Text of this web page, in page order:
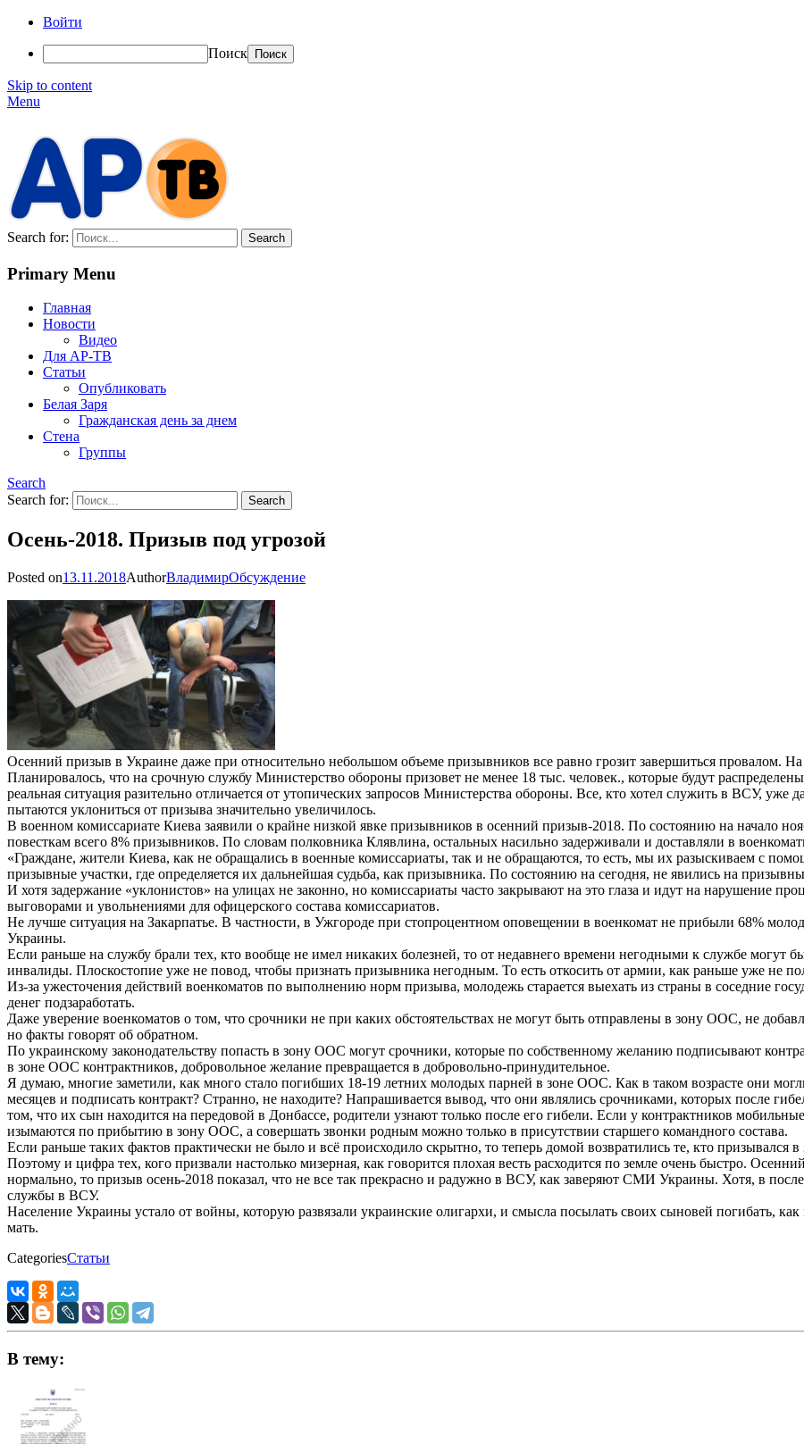
Войти
Поиск
Skip to content
Menu
Search for:
Primary Menu
Главная
Новости
Видео
Для АР-ТВ
Статьи
Опубликовать
Белая Заря
Гражданская день за днем
Стена
Группы
Search
Search for:
Осень-2018. Призыв под угрозой
Posted on13.11.2018AuthorВладимирОбсуждение
Осенний призыв в Украине даже при относительно небольшом объеме призывников все равно грозит завершиться провалом.
Планировалось, что на срочную службу Министерство обороны призовет не менее 18 тыс. человек., которые будут
реальная ситуация разительно отличается от утопических запросов Министерства обороны. Все, кто хотел служить в ВСУ, уже
пытаются уклониться от призыва значительно увеличилось.
В военном комиссариате Киева заявили о крайне низкой явке призывников в осенний призыв-2018. По состоянию на начало
повесткам всего 8% призывников. По словам полковника Клявлина, остальных насильно задерживали и доставляли в
«Граждане, жители Киева, как не обращались в военные комиссариаты, так и не обращаются, то есть, мы их разыскиваем с
призывные участки, где определяется их дальнейшая судьба, как призывника. По состоянию на сегодня, не явились на
И хотя задержание «уклонистов» на улицах не законно, но комиссариаты часто закрывают на это глаза и идут на нарушение
выговорами и увольнениями для офицерского состава комиссариатов.
Не лучше ситуация на Закарпатье. В частности, в Ужгороде при стопроцентном оповещении в военкомат не прибыли 68%
Украины.
Если раньше на службу брали тех, кто вообще не имел никаких болезней, то от недавнего времени негодными к службе могут
инвалиды. Плоскостопие уже не повод, чтобы признать призывника негодным. То есть откосить от армии, как раньше уже не
Из-за ужесточения действий военкоматов по выполнению норм призыва, молодежь старается выехать из страны в соседние
денег подзаработать.
Даже уверение военкоматов о том, что срочники не при каких обстоятельствах не могут быть отправлены в зону ООС, не
но факты говорят об обратном.
По украинскому законодательству попасть в зону ООС могут срочники, которые по собственному желанию подписывают
в зоне ООС контрактников, добровольное желание превращается в добровольно-принудительное.
Я думаю, многие заметили, как много стало погибших 18-19 летних молодых парней в зоне ООС. Как в таком возрасте они
месяцев и подписать контракт? Странно, не находите? Напрашивается вывод, что они являлись срочниками, которых после
том, что их сын находится на передовой в Донбассе, родители узнают только после его гибели. Если у контрактников
изымаются по прибытию в зону ООС, а совершать звонки родным можно только в присутствии старшего командного состава.
Если раньше таких фактов практически не было и всё происходило скрытно, то теперь домой возвратились те, кто призывался
Поэтому и цифра тех, кого призвали настолько мизерная, как говорится плохая весть расходится по земле очень быстро.
нормально, то призыв осень-2018 показал, что не все так прекрасно и радужно в ВСУ, как заверяют СМИ Украины. Хотя, в
службы в ВСУ.
Население Украины устало от войны, которую развязали украинские олигархи, и смысла посылать своих сыновей погибать,
мать.
CategoriesСтатьи
В тему: